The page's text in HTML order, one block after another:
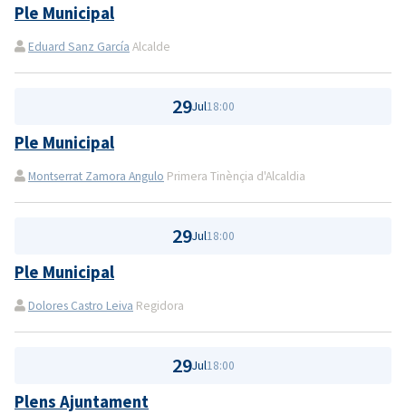
Ple Municipal
Eduard Sanz García Alcalde
29Jul18:00
Ple Municipal
Montserrat Zamora Angulo Primera Tinènçia d'Alcaldia
29Jul18:00
Ple Municipal
Dolores Castro Leiva Regidora
29Jul18:00
Plens Ajuntament